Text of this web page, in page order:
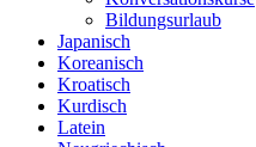
Bildungsurlaub
Japanisch
Koreanisch
Kroatisch
Kurdisch
Latein